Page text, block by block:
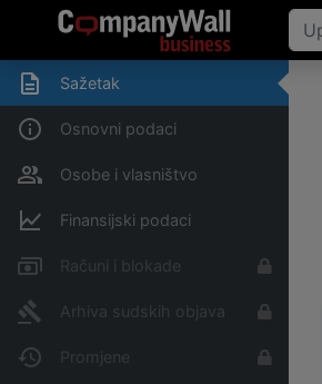
Sažetak
Osnovni podaci
Osobe i vlasništvo
Finansijski podaci
Računi i blokade
Arhiva sudskih objava
Promjene